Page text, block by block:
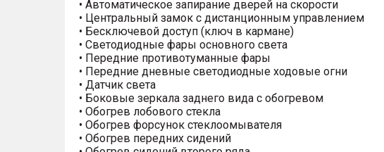
• Автоматическое запирание дверей на скорости
• Центральный замок с дистанционным управлением
• Бесключевой доступ (ключ в кармане)
• Светодиодные фары основного света
• Передние противотуманные фары
• Передние дневные светодиодные ходовые огни
• Датчик света
• Боковые зеркала заднего вида с обогревом
• Обогрев лобового стекла
• Обогрев форсунок стеклоомывателя
• Обогрев передних сидений